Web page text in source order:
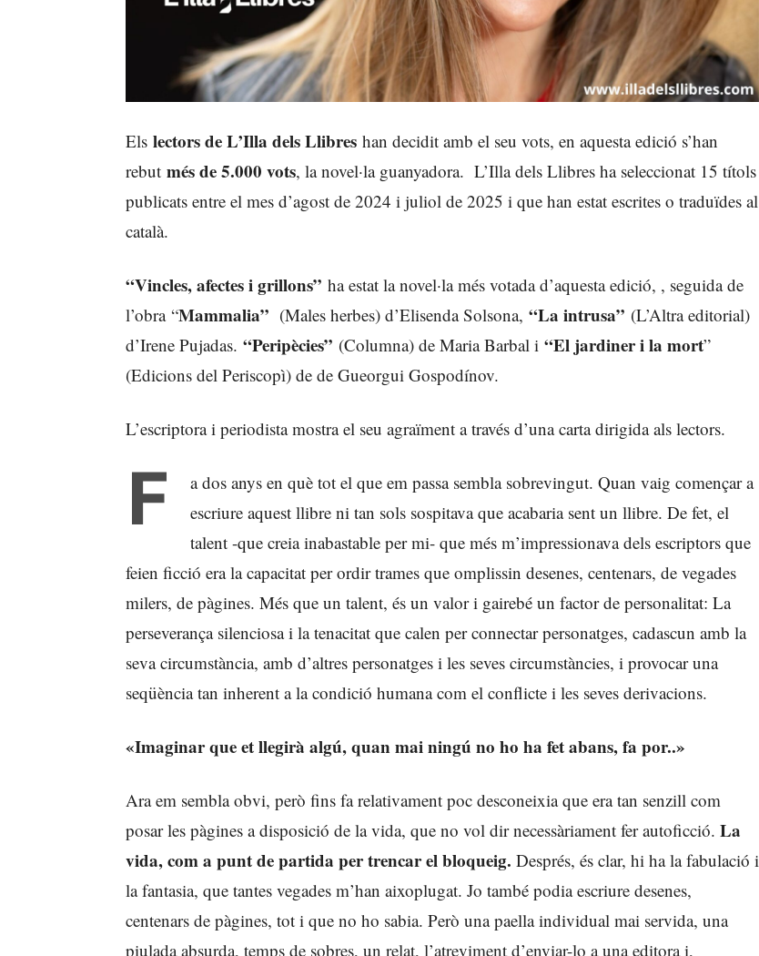
Els lectors de L’Illa dels Llibres han decidit amb el seu vots, en aquesta edició s’han
rebut més de 5.000 vots, la novel·la guanyadora. L’Illa dels Llibres ha seleccionat 15 títols
publicats entre el mes d’agost de 2024 i juliol de 2025 i que han estat escrites o traduïdes al
català.
“Vincles, afectes i grillons” ha estat la novel·la més votada d’aquesta edició, , seguida de
l’obra “Mammalia” (Males herbes) d’Elisenda Solsona, “La intrusa” (L’Altra editorial)
d’Irene Pujadas. “Peripècies” (Columna) de Maria Barbal i “El jardiner i la mort”
(Edicions del Periscopì) de de Gueorgui Gospodínov.
L’escriptora i periodista mostra el seu agraïment a través d’una carta dirigida als lectors.
F
a dos anys en què tot el que em passa sembla sobrevingut. Quan vaig començar a
escriure aquest llibre ni tan sols sospitava que acabaria sent un llibre. De fet, el
talent -que creia inabastable per mi- que més m’impressionava dels escriptors que
feien ficció era la capacitat per ordir trames que omplissin desenes, centenars, de vegades
milers, de pàgines. Més que un talent, és un valor i gairebé un factor de personalitat: La
perseverança silenciosa i la tenacitat que calen per connectar personatges, cadascun amb la
seva circumstància, amb d’altres personatges i les seves circumstàncies, i provocar una
seqüència tan inherent a la condició humana com el conflicte i les seves derivacions.
«Imaginar que et llegirà algú, quan mai ningú no ho ha fet abans, fa por..»
Ara em sembla obvi, però fins fa relativament poc desconeixia que era tan senzill com
posar les pàgines a disposició de la vida, que no vol dir necessàriament fer autoficció. La
vida, com a punt de partida per trencar el bloqueig. Després, és clar, hi ha la fabulació i
la fantasia, que tantes vegades m’han aixoplugat. Jo també podia escriure desenes,
centenars de pàgines, tot i que no ho sabia. Però una paella individual mai servida, una
piulada absurda, temps de sobres, un relat, l’atreviment d’enviar-lo a una editora i,